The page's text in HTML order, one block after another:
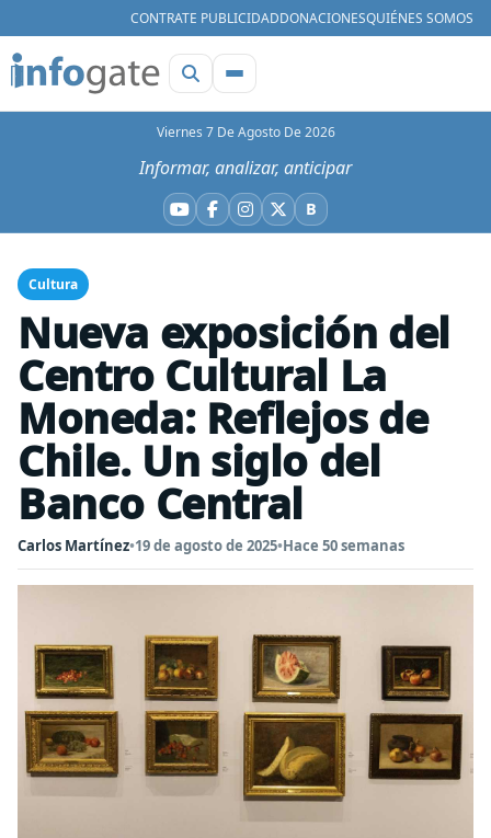
CONTRATE PUBLICIDADDONACIONESQUIÉNES SOMOS
Viernes 7 De Agosto De 2026
Informar, analizar, anticipar
YouTube
Facebook
Instagram
X BBluesky
Cultura
Nueva exposición del
Centro Cultural La
Moneda: Reflejos de
Chile. Un siglo del
Banco Central
Carlos Martínez•19 de agosto de 2025•Hace 50 semanas